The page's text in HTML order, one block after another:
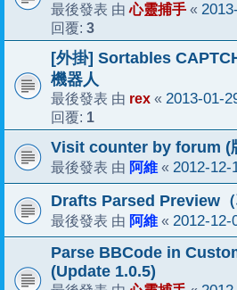
最後發表 由心靈捕手 «
回覆: 3
[外掛] Sortables
機器人
最後發表 由 rex « 2013-01-
回覆: 1
Visit counter by forum (
最後發表 由 阿維 « 2012-12-
Drafts Parsed Preview（
最後發表 由 阿維 « 2012-12-
Parse BBCode in
(Update 1.0.5)